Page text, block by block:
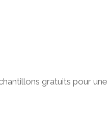
gratuits pour une